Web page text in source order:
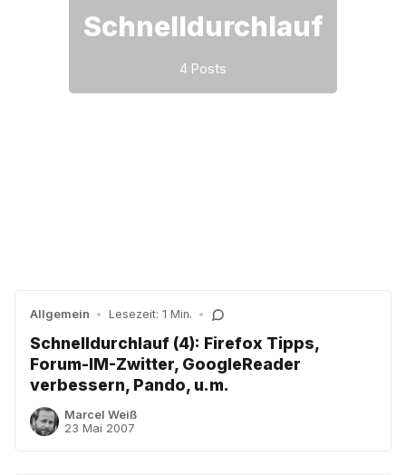
Schnelldurchlauf
4 Posts
Allgemein • Lesezeit: 1 Min. •
Schnelldurchlauf (4): Firefox Tipps,
Forum-IM-Zwitter, GoogleReader
verbessern, Pando, u.m.
Marcel Weiß
23 Mai 2007